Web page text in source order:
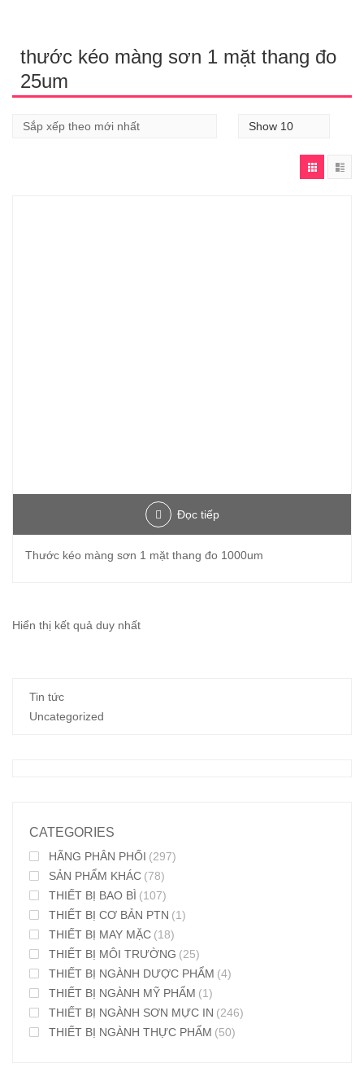
thước kéo màng sơn 1 mặt thang đo
25um
Đọc tiếp
Thước kéo màng sơn 1 mặt thang đo 1000um
Hiển thị kết quả duy nhất
Tin tức
Uncategorized
CATEGORIES
HÃNG PHÂN PHỐI (297)
SẢN PHẨM KHÁC (78)
THIẾT BỊ BAO BÌ (107)
THIẾT BỊ CƠ BẢN PTN (1)
THIẾT BỊ MAY MẶC (18)
THIẾT BỊ MÔI TRƯỜNG (25)
THIẾT BỊ NGÀNH DƯỢC PHẨM (4)
THIẾT BỊ NGÀNH MỸ PHẨM (1)
THIẾT BỊ NGÀNH SƠN MỰC IN (246)
THIẾT BỊ NGÀNH THỰC PHẨM (50)